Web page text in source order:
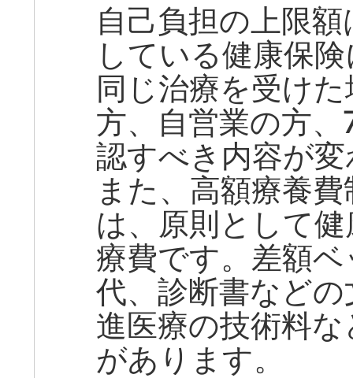
自己負担の上限
している健康保
同じ治療を受け
方、自営業の方
認すべき内容が
また、高額療養
は、原則として
療費です。差額
代、診断書など
進医療の技術料
があります。